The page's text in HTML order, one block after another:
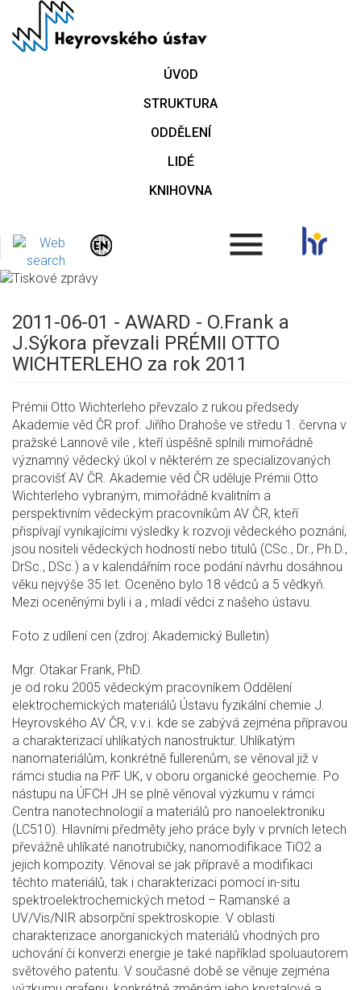
hlavnímu
ÚVOD
STRUKTURA
ODDĚLENÍ
LIDÉ
KNIHOVNA
.
2011-06-01 - AWARD - O.Frank a
J.Sýkora převzali PRÉMII OTTO
WICHTERLEHO za rok 2011
Prémii Otto Wichterleho převzalo z rukou předsedy
Akademie věd ČR prof. Jiřího Drahoše ve středu 1. června v
pražské Lannově vile , kteří úspěšně splnili mimořádně
významný vědecký úkol v některém ze specializovaných
pracovišť AV ČR. Akademie věd ČR uděluje Prémii Otto
Wichterleho vybraným, mimořádně kvalitním a
perspektivním vědeckým pracovníkům AV ČR, kteří
přispívají vynikajícími výsledky k rozvoji vědeckého poznání,
jsou nositeli vědeckých hodností nebo titulů (CSc., Dr., Ph.D.,
DrSc., DSc.) a v kalendářním roce podání návrhu dosáhnou
věku nejvýše 35 let. Oceněno bylo 18 vědců a 5 vědkyň.
Mezi oceněnými byli i a , mladí vědci z našeho ústavu.
Foto z udílení cen (zdroj: Akademický Bulletin)
Mgr. Otakar Frank, PhD.
je od roku 2005 vědeckým pracovníkem Oddělení
elektrochemických materiálů Ústavu fyzikální chemie J.
Heyrovského AV ČR, v.v.i. kde se zabývá zejména přípravou
a charakterizací uhlíkatých nanostruktur. Uhlíkatým
nanomateriálům, konkrétně fullerenům, se věnoval již v
rámci studia na PřF UK, v oboru organické geochemie. Po
nástupu na ÚFCH JH se plně věnoval výzkumu v rámci
Centra nanotechnologií a materiálů pro nanoelektroniku
(LC510). Hlavními předměty jeho práce byly v prvních letech
převážně uhlíkaté nanotrubičky, nanomodifikace TiO2 a
jejich kompozity. Věnoval se jak přípravě a modifikaci
těchto materiálů, tak i charakterizaci pomocí in-situ
spektroelektrochemických metod – Ramanské a
UV/Vis/NIR absorpční spektroskopie. V oblasti
charakterizace anorganických materiálů vhodných pro
uchování či konverzi energie je také například spoluautorem
světového patentu. V současné době se věnuje zejména